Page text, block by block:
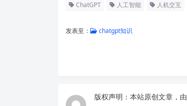
ChatGPT 人工智能 人机交互
发表至： chatgpt知识
版权声明： 本站原创文章，由